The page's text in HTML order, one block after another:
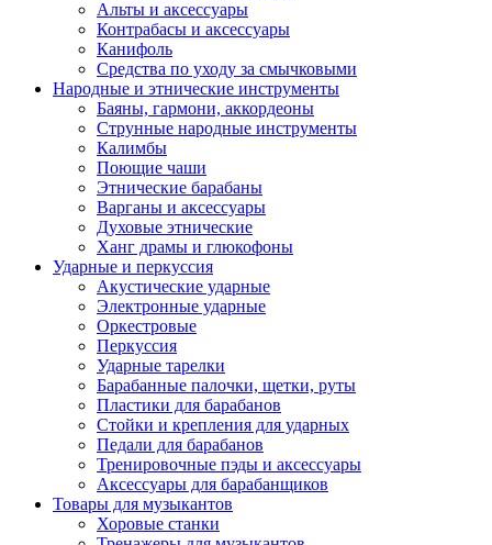
Альты и аксессуары
Контрабасы и аксессуары
Канифоль
Средства по уходу за смычковыми
Народные и этнические инструменты
Баяны, гармони, аккордеоны
Струнные народные инструменты
Калимбы
Поющие чаши
Этнические барабаны
Варганы и аксессуары
Духовые этнические
Ханг драмы и глюкофоны
Ударные и перкуссия
Акустические ударные
Электронные ударные
Оркестровые
Перкуссия
Ударные тарелки
Барабанные палочки, щетки, руты
Пластики для барабанов
Стойки и крепления для ударных
Педали для барабанов
Тренировочные пэды и аксессуары
Аксессуары для барабанщиков
Товары для музыкантов
Хоровые станки